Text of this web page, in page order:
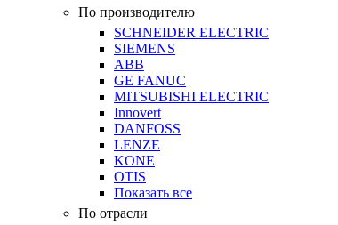
По производителю
SCHNEIDER ELECTRIC
SIEMENS
ABB
GE FANUC
MITSUBISHI ELECTRIC
Innovert
DANFOSS
LENZE
KONE
OTIS
Показать все
По отрасли